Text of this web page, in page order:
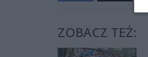
ZOBACZ TEŻ: